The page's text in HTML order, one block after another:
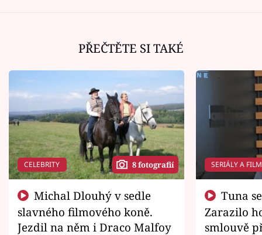
PŘEČTĚTE SI TAKÉ
CELEBRITY 8 fotografií
slavného filmového koně.
Jezdil na něm i Draco Malfoy
SERIÁLY A
Zarazilo
smlouvě